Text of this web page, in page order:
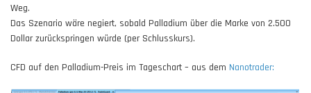
Weg.
Das Szenario wäre negiert, sobald Palladium über die Marke von 2.500
Dollar zurückspringen würde (per Schlusskurs).
CFD auf den Palladium-Preis im Tageschart – aus dem Nanotrader: